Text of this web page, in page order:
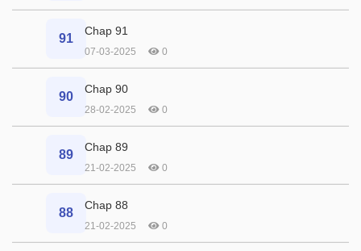
91
Chap 91
07-03-2025 0
90
Chap 90
28-02-2025 0
89
Chap 89
21-02-2025 0
88
Chap 88
21-02-2025 0